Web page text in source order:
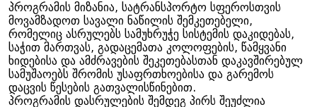
პროგრამის მიზანია, სატრანსპორტო სფეროსთვის
მოვამზადოთ სავალი ნაწილის შემკეთებელი,
რომელიც ასრულებს სამუხრუჭე სისტემის დაკიდებას,
საჭით მართვას, გადაცემათა კოლოფების, წამყვანი
ხიდებისა და ამძრავების შეკეთებასთან დაკავშირებულ
სამუშაოებს შრომის უსაფრთხოებისა და გარემოს
დაცვის წესების გათვალისწინებით.
პროგრამის დასრულების შემდეგ პირს შეუძლია